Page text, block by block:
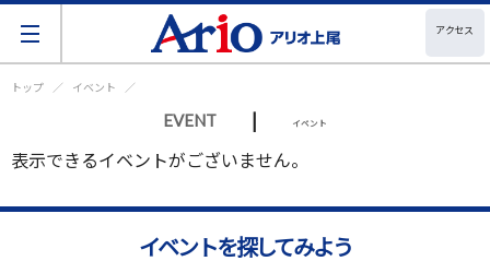
アクセス
トップ イベント
EVENT | イベント
表示できるイベントがございません。
イベントを探してみよう